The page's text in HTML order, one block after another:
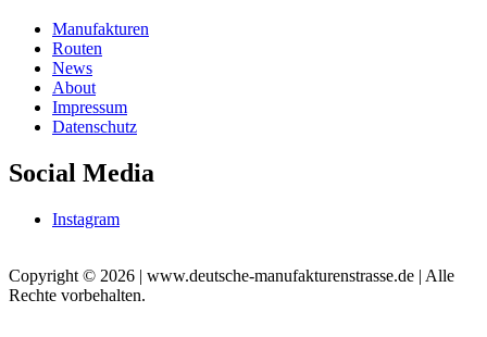
Manufakturen
Routen
News
About
Impressum
Datenschutz
Social Media
Instagram
Copyright © 2026 | www.deutsche-manufakturenstrasse.de | Alle
Rechte vorbehalten.